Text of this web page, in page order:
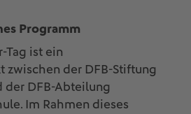
Programm
Tag ist ein
zwischen der DFB-Stiftung
der DFB-Abteilung
Im Rahmen dieses